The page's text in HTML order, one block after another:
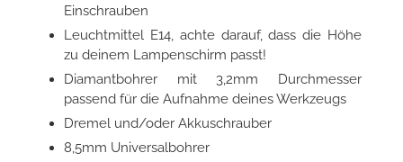
Einschrauben
Leuchtmittel E14, achte darauf, dass die Höhe
zu deinem Lampenschirm passt!
Diamantbohrer mit 3,2mm Durchmesser
passend für die Aufnahme deines Werkzeugs
Dremel und/oder Akkuschrauber
8,5mm Universalbohrer